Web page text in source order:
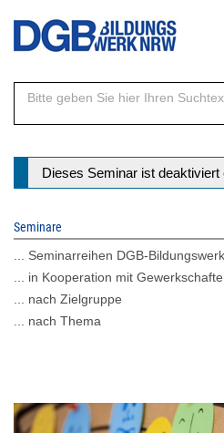
Direkt
Inhalt
Statusmeldung
Dieses Seminar ist deaktiviert
Seminare
... Seminarreihen DGB-
... in Kooperation mit
... nach Zielgruppe
... nach Thema